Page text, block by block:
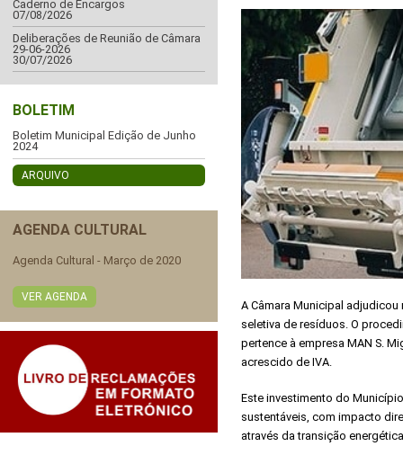
Caderno de Encargos
07/08/2026
Deliberações de Reunião de Câmara
29-06-2026
30/07/2026
BOLETIM
Boletim Municipal Edição de Junho
2024
ARQUIVO
AGENDA CULTURAL
Agenda Cultural - Março de 2020
VER AGENDA
A Câmara Municipal
seletiva de resíduos. O
pertence à empresa MAN S.
acrescido de IVA.
Este investimento do
sustentáveis, com impacto
através da transição